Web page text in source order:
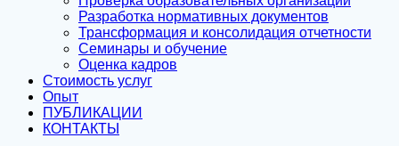
Разработка нормативных документов
Трансформация и консолидация отчетности
Семинары и обучение
Оценка кадров
Стоимость услуг
Опыт
ПУБЛИКАЦИИ
КОНТАКТЫ